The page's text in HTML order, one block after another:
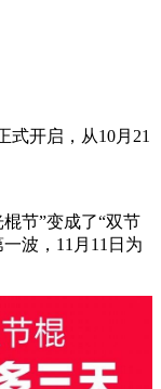
式开启，从10月21
节”变成了“双节
波，11月11日为